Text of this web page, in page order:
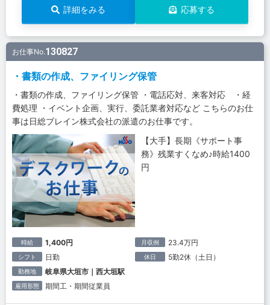
詳細をみる 応募する
お仕事No.130827
・書類の作成、ファイリング保管
・書類の作成、ファイリング保管 ・電話応対、来客対応 ・経
費処理 ・イベント企画、実行、委託業者対応など こちらのお仕
事は日総ブレイン株式会社の派遣のお仕事です。
【大手】長期《サポート事
務》残業すくなめ♪時給1400
円
時給 1,400円 月収例 23.4万円
シフト 日勤 休日 5勤2休（土日）
勤務地 岐阜県大垣市｜西大垣駅
雇用形態 期間工・期間従業員